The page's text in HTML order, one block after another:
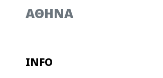
AΘΗΝΑ
INFO